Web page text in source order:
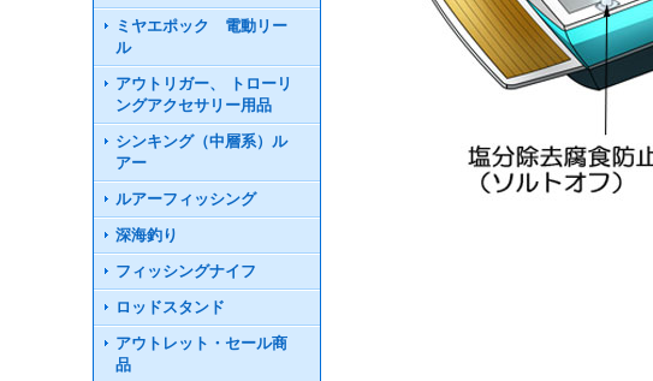
ミヤエポック 電動リー
ル
アウトリガー、 トローリ
ングアクセサリー用品
シンキング（中層系）ル
アー
ルアーフィッシング
深海釣り
フィッシングナイフ
ロッドスタンド
アウトレット・セール商
品